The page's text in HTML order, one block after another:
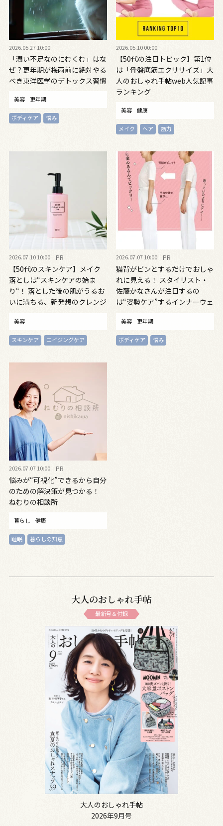
2026.05.27 10:00
「潤い不足なのにむくむ」はな
ぜ？更年期が梅雨前に絶対やる
べき東洋医学のデトックス習慣
美容 更年期
ボディケア 悩み
2026.05.10 00:00
【50代の注目トピック】第1位
は「骨盤底筋エクササイズ」大
人のおしゃれ手帖web人気記事
ランキング
美容 健康
メイク ヘア 筋力
2026.07.10 10:00 PR
【50代のスキンケア】メイク
落としは“スキンケアの始ま
り“！ 落とした後の肌がうるお
いに満ちる、新発想のクレンジ
美容
スキンケア エイジングケア
2026.07.07 10:00 PR
猫背がピンとするだけでおしゃ
れに見える！ スタイリスト・
佐藤かなさんが注目するの
は“姿勢ケア”するインナーウェ
美容 更年期
ボディケア 悩み
2026.07.07 10:00 PR
悩みが“可視化”できるから自分
のための解決策が見つかる！
ねむりの相談所
暮らし 健康
睡眠 暮らしの知恵
大人のおしゃれ手帖
最新号＆付録
大人のおしゃれ手帖
2026年9月号